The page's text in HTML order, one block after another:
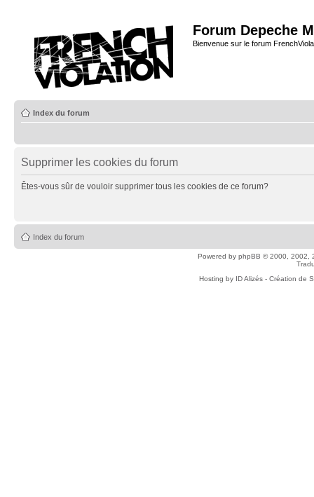
Forum Depeche
Bienvenue sur le forum
Index du forum
Supprimer les cookies du forum
Êtes-vous sûr de vouloir supprimer tous les cookies de ce forum?
Index du forum
Powered by phpBB © 2000, 2002,
Hosting by ID Alizés - Création de